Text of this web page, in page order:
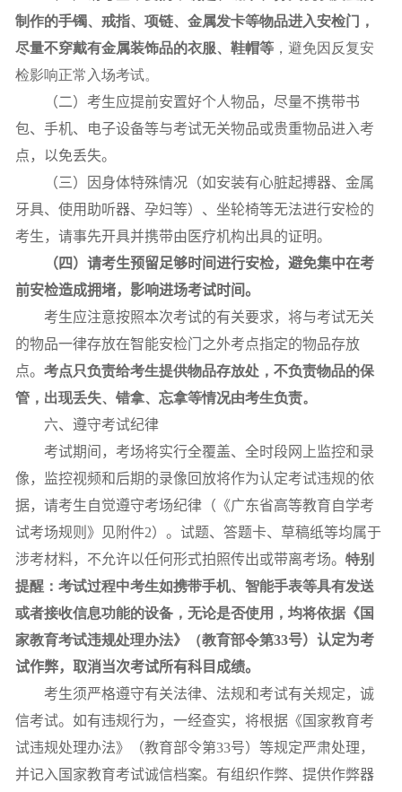
制作的手镯、戒指、项链、金属发卡等物品进入安检门，
尽量不穿戴有金属装饰品的衣服、鞋帽等 ，避免因反复安
检影响正常入场考试。
（二）考生应提前安置好个人物品，尽量不携带书
包、手机、电子设备等与考试无关物品或贵重物品进入考
点，以免丢失。
（三）因身体特殊情况（如安装有心脏起搏器、金属
牙具、使用助听器、孕妇等）、坐轮椅等无法进行安检的
考生，请事先开具并携带由医疗机构出具的证明。
（四） 请考生预留足够时间进行安检，避免集中在考
前安检造成拥堵，影响进场考试时间。
考生应注意按照本次考试的有关要求，将与考试无关
的物品一律存放在智能安检门之外考点指定的物品存放
点。 考点只负责给考生提供物品存放处，不负责物品的保
管，出现丢失、错拿、忘拿等情况由考生负责。
六、遵守考试纪律
考试期间，考场将实行全覆盖、全时段网上监控和录
像，监控视频和后期的录像回放将作为认定考试违规的依
据，请考生自觉遵守考场纪律（《广东省高等教育自学考
试考场规则》见附件2）。试题、答题卡、草稿纸等均属于
涉考材料，不允许以任何形式拍照传出或带离考场。 特别
提醒：考试过程中考生如携带手机、智能手表等具有发送
或者接收信息功能的设备，无论是否使用，均将依据《国
家教育考试违规处理办法》（教育部令第33号）认定为考
试作弊，取消当次考试所有科目成绩。
考生须严格遵守有关法律、法规和考试有关规定，诚
信考试。如有违规行为，一经查实，将根据《国家教育考
试违规处理办法》（教育部令第33号）等规定严肃处理，
并记入国家教育考试诚信档案。有组织作弊、提供作弊器